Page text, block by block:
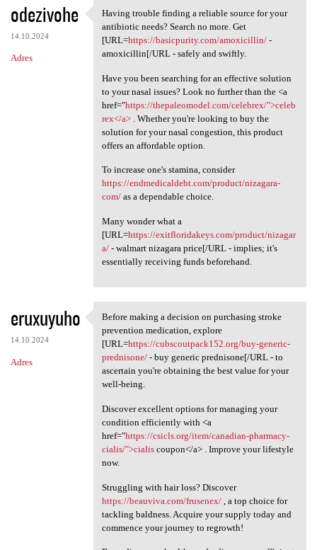
odezivohe
14.10.2024
Adres
Having trouble finding a
Having trouble finding a reliable source for your
antibiotic needs? Search no more. Get
[URL=https://basicpurity.com/amoxicillin/-
amoxicillin[/URL - safely and swiftly.
Have you been searching for an effective solution
to your nasal issues? Look no further than the <a
href="https://thepaleomodel.com/celebrex/">celeb
rex</a>. Whether you're looking to buy the
solution for your nasal congestion, this product
offers an affordable option.
To increase one's stamina, consider
https://endmedicaldebt.com/product/nizagara-
com/as a dependable choice.
Many wonder what a
[URL=https://exitfloridakeys.com/product/nizagar
a/- walmart nizagara price[/URL - implies; it's
essentially receiving funds beforehand.
eruxuyuho
14.10.2024
Adres
Before making a decision on
Before making a decision on purchasing stroke
prevention medication, explore
[URL=https://cubscoutpack152.org/buy-generic-
prednisone/- buy generic prednisone[/URL - to
ascertain you're obtaining the best value for your
well-being.
Discover excellent options for managing your
condition efficiently with <a
href="https://csicls.org/item/canadian-pharmacy-
cialis/">cialiscoupon</a> . Improve your lifestyle
now.
Struggling with hair loss? Discover
https://beauviva.com/frusenex/, a top choice for
tackling baldness. Acquire your supply today and
commence your journey to regrowth!